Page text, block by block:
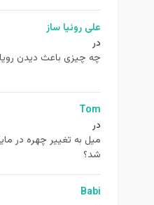
علی روئیا ساز
در
چه چیزی باعث دیدن
Tom
در
ميل به تغيير چهره در
شد؟
Babi